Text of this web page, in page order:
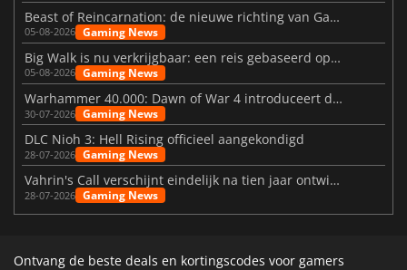
Beast of Reincarnation: de nieuwe richting van Game Freak
05-08-2026 Gaming News
Big Walk is nu verkrijgbaar: een reis gebaseerd op vriendschap
05-08-2026 Gaming News
Warhammer 40.000: Dawn of War 4 introduceert de Necron-factie
30-07-2026 Gaming News
DLC Nioh 3: Hell Rising officieel aangekondigd
28-07-2026 Gaming News
Vahrin's Call verschijnt eindelijk na tien jaar ontwikkeling
28-07-2026 Gaming News
Ontvang de beste deals en kortingscodes voor gamers